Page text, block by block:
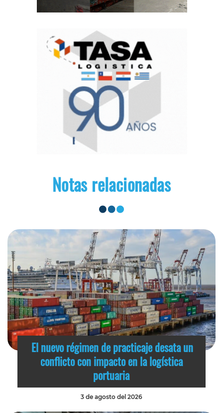
Notas relacionadas
El nuevo régimen de practicaje desata un
conflicto con impacto en la logística
portuaria
3 de agosto del 2026